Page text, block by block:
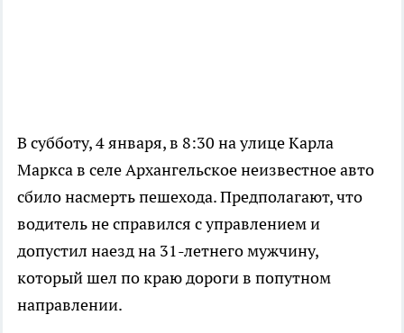
В субботу, 4 января, в 8:30 на улице Карла
Маркса в селе Архангельское неизвестное авто
сбило насмерть пешехода. Предполагают, что
водитель не справился с управлением и
допустил наезд на 31-летнего мужчину,
который шел по краю дороги в попутном
направлении.